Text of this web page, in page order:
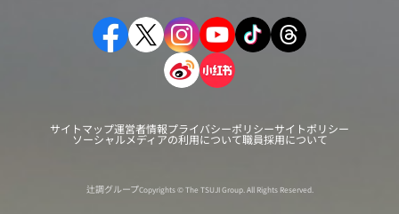
サイトマップ運営者情報プライバシーポリシーサイトポリシー
ソーシャルメディアの利用について職員採用について
辻調グループCopyrights © The TSUJI Group. All Rights Reserved.